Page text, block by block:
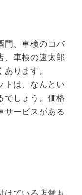
門、車検のコバ
、車検の速太郎
ります。
トは、なんとい
でしょう。価格
サービスがある
けている店舗も